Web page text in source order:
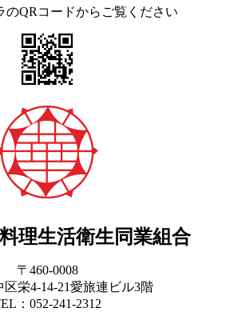
のQRコードからご覧ください
理生活衛生同業組合
〒460-0008
栄4-14-21愛旅連ビル3階
：052-241-2312